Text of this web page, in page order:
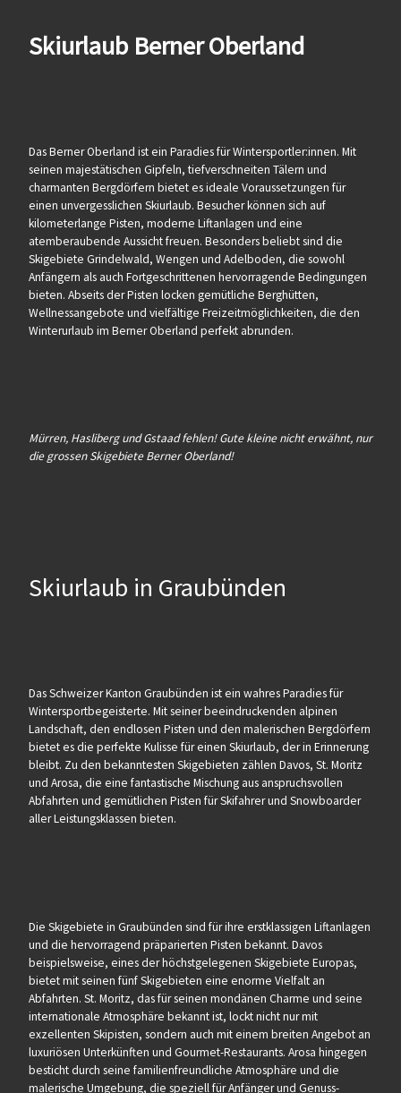
Skiurlaub Berner Oberland
Das Berner Oberland ist ein Paradies für Wintersportler:innen. Mit
seinen majestätischen Gipfeln, tiefverschneiten Tälern und
charmanten Bergdörfern bietet es ideale Voraussetzungen für
einen unvergesslichen Skiurlaub. Besucher können sich auf
kilometerlange Pisten, moderne Liftanlagen und eine
atemberaubende Aussicht freuen. Besonders beliebt sind die
Skigebiete Grindelwald, Wengen und Adelboden, die sowohl
Anfängern als auch Fortgeschrittenen hervorragende Bedingungen
bieten. Abseits der Pisten locken gemütliche Berghütten,
Wellnessangebote und vielfältige Freizeitmöglichkeiten, die den
Winterurlaub im Berner Oberland perfekt abrunden.
Mürren, Hasliberg und Gstaad fehlen! Gute kleine nicht erwähnt, nur
die grossen Skigebiete Berner Oberland!
Skiurlaub in Graubünden
Das Schweizer Kanton Graubünden ist ein wahres Paradies für
Wintersportbegeisterte. Mit seiner beeindruckenden alpinen
Landschaft, den endlosen Pisten und den malerischen Bergdörfern
bietet es die perfekte Kulisse für einen Skiurlaub, der in Erinnerung
bleibt. Zu den bekanntesten Skigebieten zählen Davos, St. Moritz
und Arosa, die eine fantastische Mischung aus anspruchsvollen
Abfahrten und gemütlichen Pisten für Skifahrer und Snowboarder
aller Leistungsklassen bieten.
Die Skigebiete in Graubünden sind für ihre erstklassigen Liftanlagen
und die hervorragend präparierten Pisten bekannt. Davos
beispielsweise, eines der höchstgelegenen Skigebiete Europas,
bietet mit seinen fünf Skigebieten eine enorme Vielfalt an
Abfahrten. St. Moritz, das für seinen mondänen Charme und seine
internationale Atmosphäre bekannt ist, lockt nicht nur mit
exzellenten Skipisten, sondern auch mit einem breiten Angebot an
luxuriösen Unterkünften und Gourmet-Restaurants. Arosa hingegen
besticht durch seine familienfreundliche Atmosphäre und die
malerische Umgebung, die speziell für Anfänger und Genuss-